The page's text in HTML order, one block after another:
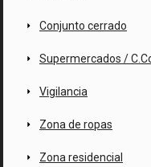
Conjunto cerrado
Supermercados /
Vigilancia
Zona de ropas
Zona residencial